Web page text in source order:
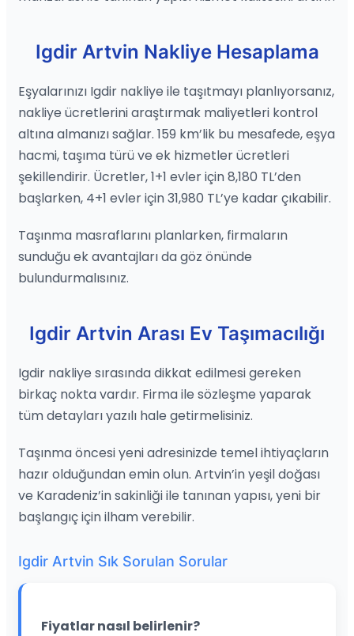
Igdir Artvin Nakliye Hesaplama
Eşyalarınızı Igdir nakliye ile taşıtmayı planlıyorsanız,
nakliye ücretlerini araştırmak maliyetleri kontrol
altına almanızı sağlar. 159 km’lik bu mesafede, eşya
hacmi, taşıma türü ve ek hizmetler ücretleri
şekillendirir. Ücretler, 1+1 evler için 8,180 TL’den
başlarken, 4+1 evler için 31,980 TL’ye kadar çıkabilir.
Taşınma masraflarını planlarken, firmaların
sunduğu ek avantajları da göz önünde
bulundurmalısınız.
Igdir Artvin Arası Ev Taşımacılığı
Igdir nakliye sırasında dikkat edilmesi gereken
birkaç nokta vardır. Firma ile sözleşme yaparak
tüm detayları yazılı hale getirmelisiniz.
Taşınma öncesi yeni adresinizde temel ihtiyaçların
hazır olduğundan emin olun. Artvin’in yeşil doğası
ve Karadeniz’in sakinliği ile tanınan yapısı, yeni bir
başlangıç için ilham verebilir.
Igdir Artvin Sık Sorulan Sorular
Fiyatlar nasıl belirlenir?